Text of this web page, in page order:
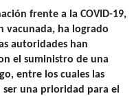
frente a la COVID-19,
vacunada, ha logrado
autoridades han
el suministro de una
entre los cuales las
una prioridad para el